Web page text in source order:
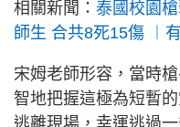
相關新聞： 泰國校園
師生 合共8死15傷 ︱
宋姆老師形容，當時
智地把握這極為短暫